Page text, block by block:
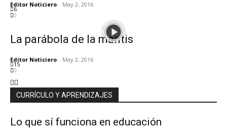
Editor Noticiero - May 2, 2016
6
0
La parábola de la mantis
Editor Noticiero - May 2, 2016
15
0
CURRÍCULO Y APRENDIZAJES
Lo que sí funciona en educación